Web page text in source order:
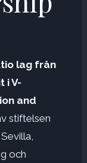
lag från
i V-
and
stiftelsen
och